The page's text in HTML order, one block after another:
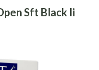
Sft Black Ii